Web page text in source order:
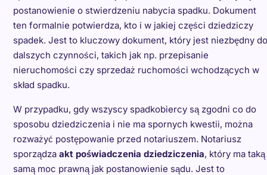
postanowienie o stwierdzeniu nabycia spadku. Dokument
ten formalnie potwierdza, kto i w jakiej części dziedziczy
spadek. Jest to kluczowy dokument, który jest niezbędny do
dalszych czynności, takich jak np. przepisanie
nieruchomości czy sprzedaż ruchomości wchodzących w
skład spadku.
W przypadku, gdy wszyscy spadkobiercy są zgodni co do
sposobu dziedziczenia i nie ma spornych kwestii, można
rozważyć postępowanie przed notariuszem. Notariusz
sporządza akt poświadczenia dziedziczenia, który ma taką
samą moc prawną jak postanowienie sądu. Jest to